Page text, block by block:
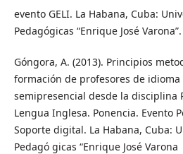
evento GELI. La Habana, Cuba:
Pedagógicas “Enrique José Varona”.
Góngora, A. (2013). Principios
formación de profesores de
semipresencial desde la disciplina
Lengua Inglesa. Ponencia. Evento
Soporte digital. La Habana, Cuba:
Pedagó gicas “Enrique José Varona